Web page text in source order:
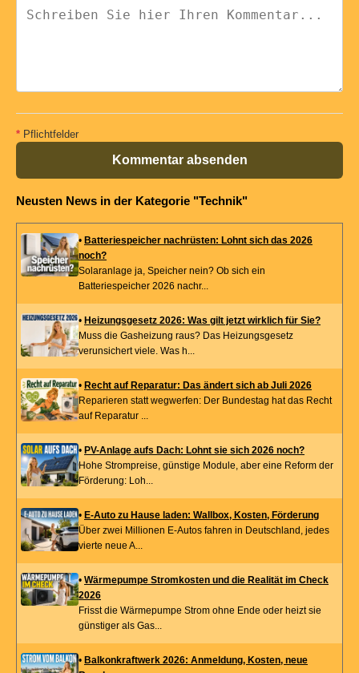
* Pflichtfelder
Kommentar absenden
Neusten News in der Kategorie "Technik"
• Batteriespeicher nachrüsten: Lohnt sich das 2026
noch?
Solaranlage ja, Speicher nein? Ob sich ein
Batteriespeicher 2026 nachr...
• Heizungsgesetz 2026: Was gilt jetzt wirklich für Sie?
Muss die Gasheizung raus? Das Heizungsgesetz
verunsichert viele. Was h...
• Recht auf Reparatur: Das ändert sich ab Juli 2026
Reparieren statt wegwerfen: Der Bundestag hat das Recht
auf Reparatur ...
• PV-Anlage aufs Dach: Lohnt sie sich 2026 noch?
Hohe Strompreise, günstige Module, aber eine Reform der
Förderung: Loh...
• E-Auto zu Hause laden: Wallbox, Kosten, Förderung
Über zwei Millionen E-Autos fahren in Deutschland, jedes
vierte neue A...
• Wärmepumpe Stromkosten und die Realität im Check
2026
Frisst die Wärmepumpe Strom ohne Ende oder heizt sie
günstiger als Gas...
• Balkonkraftwerk 2026: Anmeldung, Kosten, neue